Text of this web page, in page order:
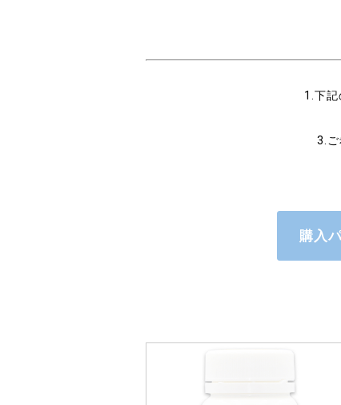
1.下
3.ご
購入